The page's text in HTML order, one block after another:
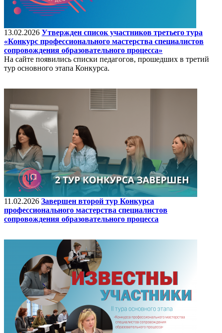
13.02.2026 Утвержден список участников третьего тура
«Конкурс профессионального мастерства специалистов
сопровождения образовательного процесса»
На сайте появились списки педагогов, прошедших в третий
тур основного этапа Конкурса.
11.02.2026 Завершен второй тур Конкурса
профессионального мастерства специалистов
сопровождения образовательного процесса